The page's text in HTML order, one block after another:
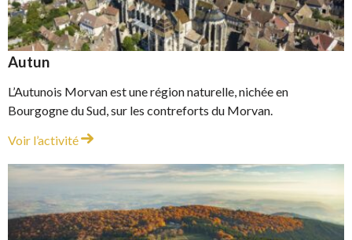
Autun
L’Autunois Morvan est une région naturelle, nichée en
Bourgogne du Sud, sur les contreforts du Morvan.
Voir l’activitéAutun